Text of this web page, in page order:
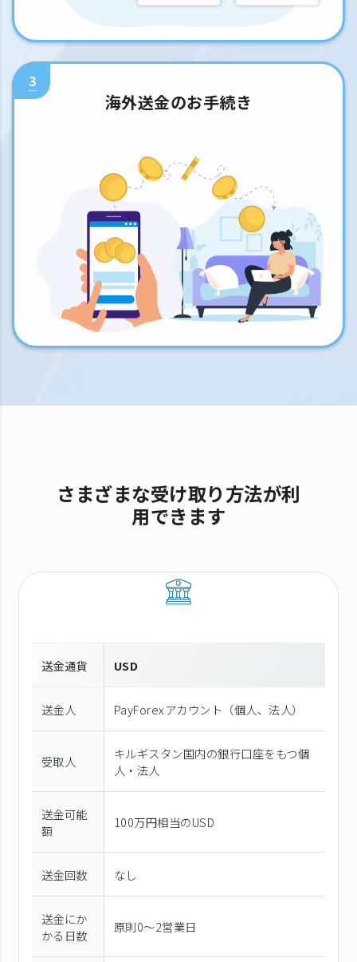
3
海外送金のお手続き
さまざまな受け取り方法が利
用できます
送金通貨 USD
送金人 PayForexアカウント（個⼈、法⼈）
受取人
キルギスタン国内の銀行口座をもつ個
人・法人
送金可能
額
100万円相当のUSD
送金回数 なし
送金にか
かる日数
原則0〜2営業日